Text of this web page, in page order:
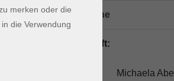
5 Termine
Lehrkraft:
Michaela Abel
merken oder die
die Verwendung